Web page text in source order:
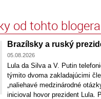
od tohto blogera
Brazílsky a ruský
05.08.2026
Lula da Silva a V. Putin
týmito dvoma zakladajúcimi
„naliehavé medzinárodné
inicioval hovor prezident Lula.